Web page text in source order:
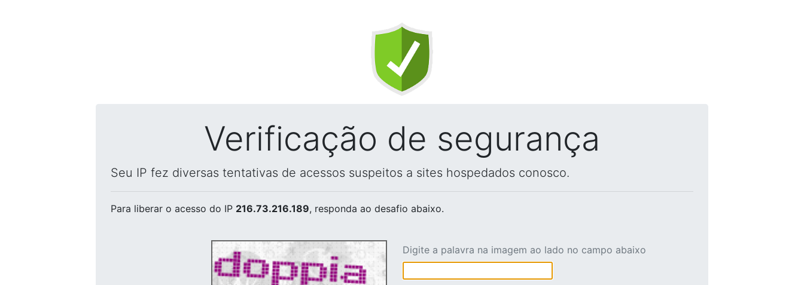
Verificação de segurança
Seu IP fez diversas tentativas de acessos suspeitos a sites hospedados conosco.
Para liberar o acesso do IP 216.73.216.189, responda ao desafio abaixo.
Digite a palavra na imagem ao lado no campo abaixo